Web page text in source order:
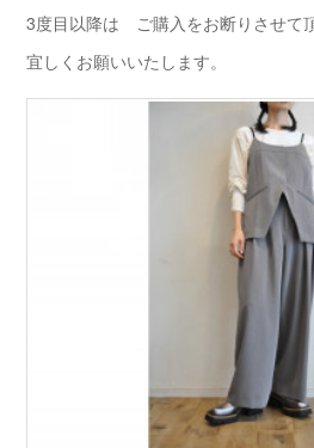
3度目以降は ご購入をお断りさせて
宜しくお願いいたします。